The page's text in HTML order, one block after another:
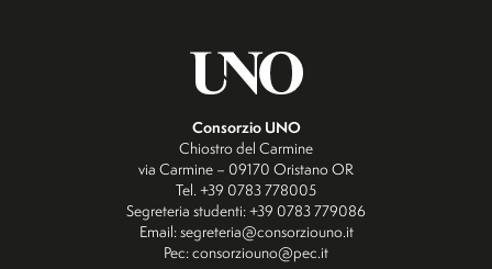
Consorzio UNO
Chiostro del Carmine
via Carmine – 09170 Oristano OR
Tel. +39 0783 778005
Segreteria studenti: +39 0783 779086
Email: segreteria@consorziouno.it
Pec: consorziouno@pec.it